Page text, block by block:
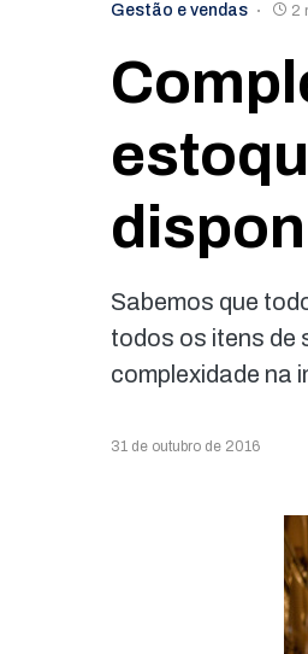
Gestão e vendas 2
Sabemos que
todos os itens de
complexidade na
31 de outubro de 2016